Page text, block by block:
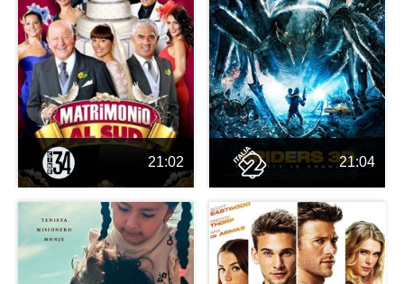
21:02 21:04